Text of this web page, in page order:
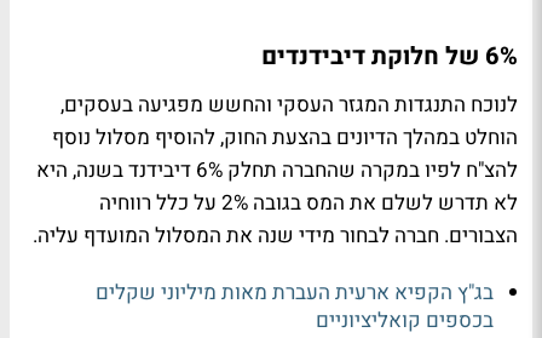
6% של חלוקת דיבידנדים
לנוכח התנגדות המגזר העסקי והחשש מפגיעה בעסקים,
הוחלט במהלך הדיונים בהצעת החוק, להוסיף מסלול נוסף
להצ"ח לפיו במקרה שהחברה תחלק 6% דיבידנד בשנה, היא
לא תדרש לשלם את המס בגובה 2% על כלל רווחיה
הצבורים. חברה לבחור מידי שנה את המסלול המועדף עליה.
בג"ץ הקפיא ארעית העברת מאות מיליוני שקלים
בכספים קואליציוניים